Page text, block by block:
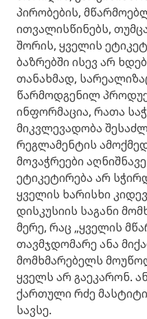
პირობების,
ითვალისწინებს,
შორის, ყველის
ბაზრებში ისევ არ
თანახმად,
წარმოდგენილ
ინფორმაცია, რათა
მიკვლევადობა
რეგლამენტის
მოვაჭრეები
ეტიკეტირება არ
ყველის ხარისხი
დისკუსიის საგანი
მერე, რაც „ყველის
თავმჯდომარე ანა
მომხმარებელს
ყველს არ გაეკარონ.
ქართული რძე
სავსე.